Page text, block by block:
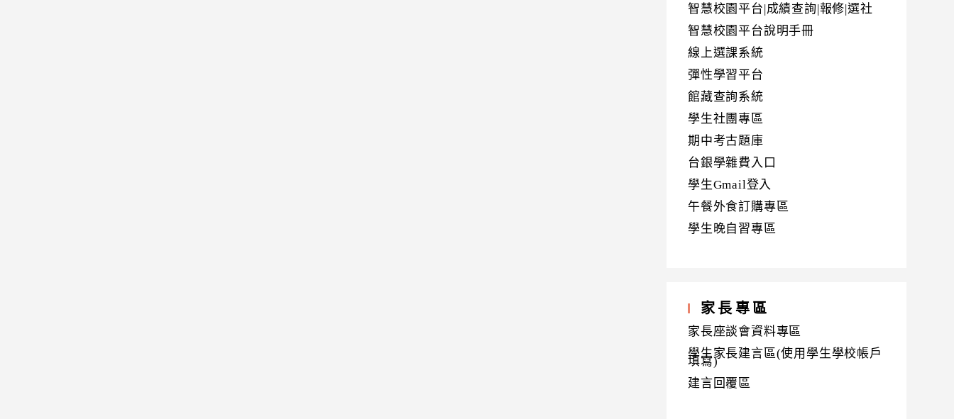
智慧校園平台|成績查詢|報修|選社
智慧校園平台說明手冊
線上選課系統
彈性學習平台
館藏查詢系統
學生社團專區
期中考古題庫
台銀學雜費入口
學生Gmail登入
午餐外食訂購專區
學生晚自習專區
家長專區
家長座談會資料專區
學生家長建言區(使用學生學校帳戶
填寫)
建言回覆區